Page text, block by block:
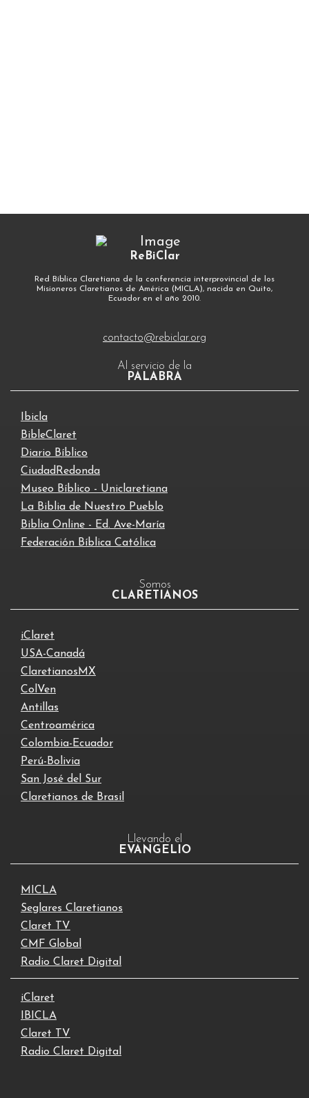
ReBiClar
Red Bíblica Claretiana de la conferencia interprovincial de los
Misioneros Claretianos de América (MICLA), nacida en Quito,
Ecuador en el año 2010.
contacto@rebiclar.org
Al servicio de la
PALABRA
Ibicla
BibleClaret
Diario Bíblico
CiudadRedonda
Museo Bíblico - Uniclaretiana
La Biblia de Nuestro Pueblo
Biblia Online - Ed. Ave-María
Federación Bíblica Católica
Somos
CLARETIANOS
iClaret
USA-Canadá
ClaretianosMX
ColVen
Antillas
Centroamérica
Colombia-Ecuador
Perú-Bolivia
San José del Sur
Claretianos de Brasil
Llevando el
EVANGELIO
MICLA
Seglares Claretianos
Claret TV
CMF Global
Radio Claret Digital
iClaret
IBICLA
Claret TV
Radio Claret Digital